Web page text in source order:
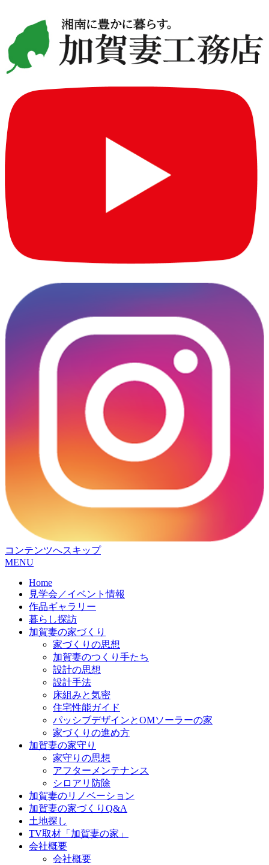
コンテンツへスキップ
MENU
Home
見学会／イベント情報
作品ギャラリー
暮らし探訪
加賀妻の家づくり
家づくりの思想
加賀妻のつくり手たち
設計の思想
設計手法
床組みと気密
住宅性能ガイド
パッシブデザインとOMソーラーの家
家づくりの進め方
加賀妻の家守り
家守りの思想
アフターメンテナンス
シロアリ防除
加賀妻のリノベーション
加賀妻の家づくりQ&A
土地探し
TV取材「加賀妻の家」
会社概要
会社概要